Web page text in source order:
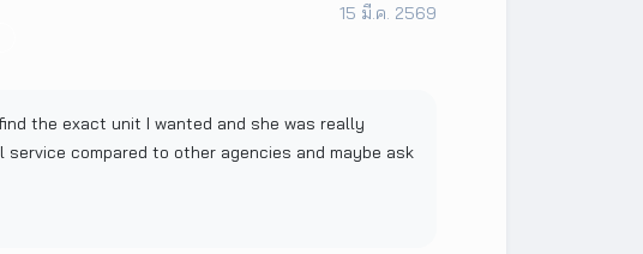
15 มี.ค. 2569
the exact unit I wanted and she was really
compared to other agencies and maybe ask